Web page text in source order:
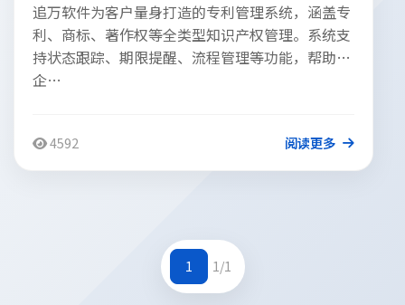
追万软件为客户量身打造的专利管理系统，涵盖专
利、商标、著作权等全类型知识产权管理。系统支
持状态跟踪、期限提醒、流程管理等功能，帮助
企…
4592 阅读更多
1 1/1